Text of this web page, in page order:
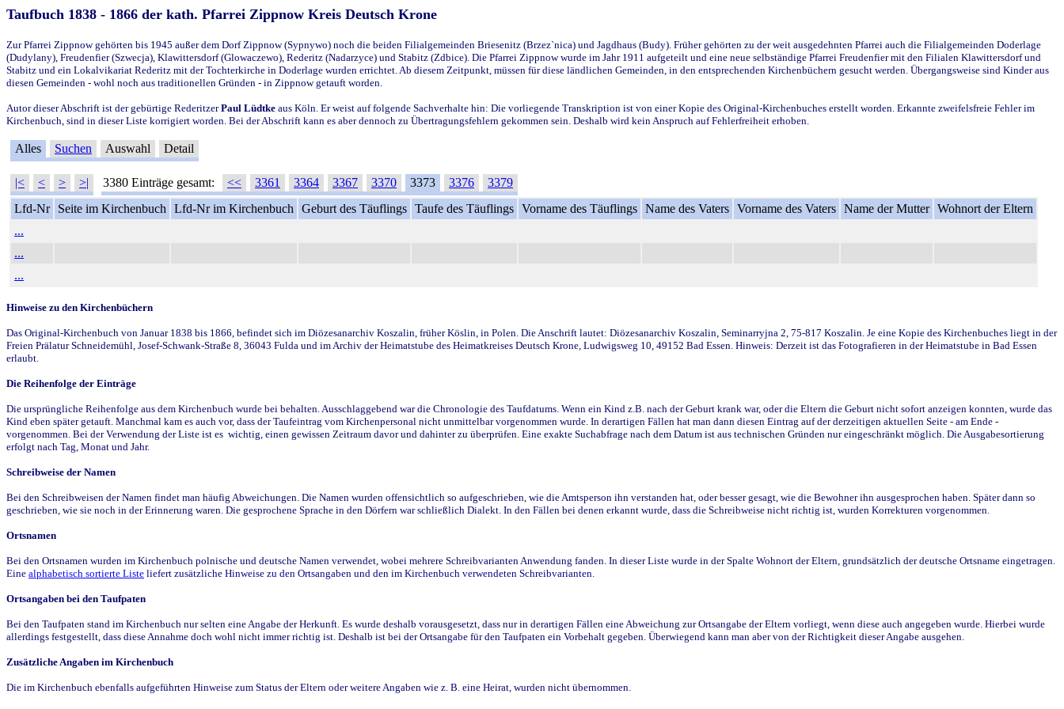
Taufbuch 1838 - 1866 der kath. Pfarrei Zippnow Kreis Deutsch Krone
Zur Pfarrei Zippnow gehörten bis 1945 außer dem Dorf Zippnow (Sypnywo) noch die beiden Filialgemeinden Briesenitz (Brzez`nica) und Jagdhaus (Budy). Früher gehörten zu der weit ausgedehnten Pfarrei auch die Filialgemeinden Doderlage
(Dudylany), Freudenfier (Szwecja), Klawittersdorf (Glowaczewo), Rederitz (Nadarzyce) und Stabitz (Zdbice). Die Pfarrei Zippnow wurde im Jahr 1911 aufgeteilt und eine neue selbständige Pfarrei Freudenfier mit den Filialen Klawittersdorf und
Stabitz und ein Lokalvikariat Rederitz mit der Tochterkirche in Doderlage wurden errichtet. Ab diesem Zeitpunkt, müssen für diese ländlichen Gemeinden, in den entsprechenden Kirchenbüchern gesucht werden. Übergangsweise sind Kinder aus
diesen Gemeinden - wohl noch aus traditionellen Gründen - in Zippnow getauft worden.
Autor dieser Abschrift ist der gebürtige RederitzerPaul Lüdtke aus Köln. Er weist auf folgende Sachverhalte hin: Die vorliegende Transkription ist von einer Kopie des Original-Kirchenbuches erstellt worden. Erkannte zweifelsfreie Fehler im
Kirchenbuch, sind in dieser Liste korrigiert worden. Bei der Abschrift kann es aber dennoch zu Übertragungsfehlern gekommen sein. Deshalb wird kein Anspruch auf Fehlerfreiheit erhoben.
Alles Suchen Auswahl Detail
|< < > >| 3380 Einträge gesamt: << 3361 3364 3367 3370 3373 3376
3379
Lfd-Nr
Seite im Kirchenbuch Lfd-Nr im Kirchenbuch Geburt des Täuflings Taufe des Täuflings Vorname des Täuflings Name des Vaters Vorname des Vaters Name der Mutter Wohnort der Eltern
...
...
...
Hinweise zu den Kirchenbüchern
Das Original-Kirchenbuch von Januar 1838 bis 1866, befindet sich im Diözesanarchiv Koszalin, früher Köslin, in Polen. Die Anschrift lautet: Diözesanarchiv Koszalin, Seminarryjna 2, 75-817 Koszalin. Je eine Kopie des Kirchenbuches liegt in der
Freien Prälatur Schneidemühl, Josef-Schwank-Straße 8, 36043 Fulda und im Archiv der Heimatstube des Heimatkreises Deutsch Krone, Ludwigsweg 10, 49152 Bad Essen. Hinweis: Derzeit ist das Fotografieren in der Heimatstube in Bad Essen
erlaubt.
Die Reihenfolge der Einträge
Die ursprüngliche Reihenfolge aus dem Kirchenbuch wurde bei behalten. Ausschlaggebend war die Chronologie des Taufdatums. Wenn ein Kind z.B. nach der Geburt krank war, oder die Eltern die Geburt nicht sofort anzeigen konnten, wurde das
Kind eben später getauft. Manchmal kam es auch vor, dass der Taufeintrag vom Kirchenpersonal nicht unmittelbar vorgenommen wurde. In derartigen Fällen hat man dann diesen Eintrag auf der derzeitigen aktuellen Seite - am Ende -
vorgenommen. Bei der Verwendung der Liste ist es wichtig, einen gewissen Zeitraum davor und dahinter zu überprüfen. Eine exakte Suchabfrage nach dem Datum ist aus technischen Gründen nur eingeschränkt möglich. Die Ausgabesortierung
erfolgt nach Tag, Monat und Jahr.
Schreibweise der Namen
Bei den Schreibweisen der Namen findet man häufig Abweichungen. Die Namen wurden offensichtlich so aufgeschrieben, wie die Amtsperson ihn verstanden hat, oder besser gesagt, wie die Bewohner ihn ausgesprochen haben. Später dann so
geschrieben, wie sie noch in der Erinnerung waren. Die gesprochene Sprache in den Dörfern war schließlich Dialekt. In den Fällen bei denen erkannt wurde, dass die Schreibweise nicht richtig ist, wurden Korrekturen vorgenommen.
Ortsnamen
Bei den Ortsnamen wurden im Kirchenbuch polnische und deutsche Namen verwendet, wobei mehrere Schreibvarianten Anwendung fanden. In dieser Liste wurde in der Spalte Wohnort der Eltern, grundsätzlich der deutsche Ortsname eingetragen.
Eine alphabetisch sortierte Liste liefert zusätzliche Hinweise zu den Ortsangaben und den im Kirchenbuch verwendeten Schreibvarianten.
Ortsangaben bei den Taufpaten
Bei den Taufpaten stand im Kirchenbuch nur selten eine Angabe der Herkunft. Es wurde deshalb vorausgesetzt, dass nur in derartigen Fällen eine Abweichung zur Ortsangabe der Eltern vorliegt, wenn diese auch angegeben wurde. Hierbei wurde
allerdings festgestellt, dass diese Annahme doch wohl nicht immer richtig ist. Deshalb ist bei der Ortsangabe für den Taufpaten ein Vorbehalt gegeben. Überwiegend kann man aber von der Richtigkeit dieser Angabe ausgehen.
Zusätzliche Angaben im Kirchenbuch
Die im Kirchenbuch ebenfalls aufgeführten Hinweise zum Status der Eltern oder weitere Angaben wie z. B. eine Heirat, wurden nicht übernommen.